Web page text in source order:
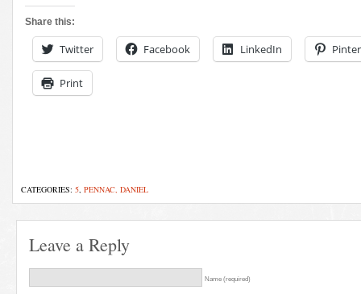
Share this:
Twitter Facebook LinkedIn
Print
CATEGORIES: 5, PENNAC, DANIEL
Leave a Reply
Name (required)